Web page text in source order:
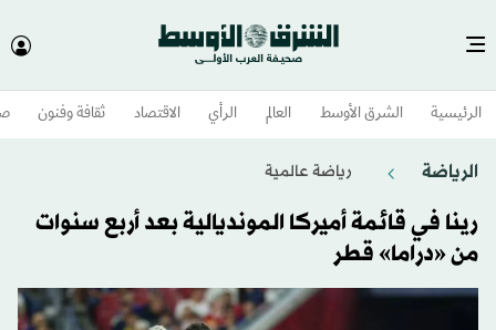
الرئيسية الشرق الأوسط​ العالم الرأي الاقتصاد ثقافة وفنون
الرياضة رياضة عالمية
رينا في قائمة أميركا المونديالية بعد أربع سنوات
من «دراما» قطر